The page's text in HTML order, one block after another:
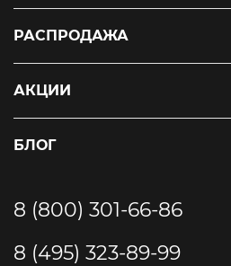
РАСПРОДАЖА
АКЦИИ
БЛОГ
8 (800) 301-66-86
8 (495) 323-89-99